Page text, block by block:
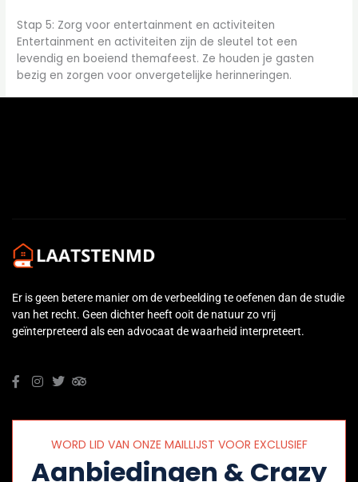
Stap 5: Zorg voor entertainment en activiteiten
Entertainment en activiteiten zijn de sleutel tot een
levendig en boeiend themafeest. Ze houden je gasten
bezig en zorgen voor onvergetelijke herinneringen.
Er is geen betere manier om de verbeelding te oefenen dan de studie
van het recht. Geen dichter heeft ooit de natuur zo vrij
geïnterpreteerd als een advocaat de waarheid interpreteert.
WORD LID VAN ONZE MAILLIJST VOOR EXCLUSIEF
Aanbiedingen & Crazy